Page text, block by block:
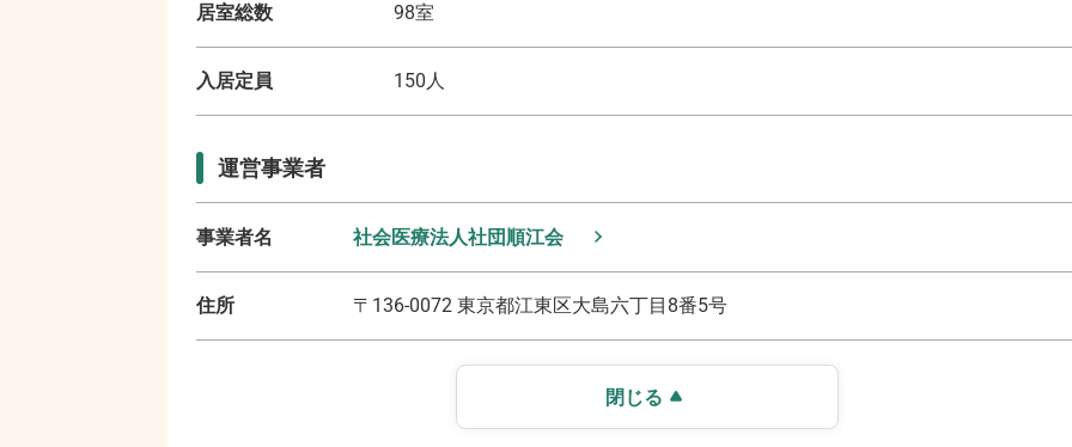
居室総数 98室
入居定員 150人
運営事業者
事業者名 社会医療法人社団順江会
住所 〒 136-0072 東京都江東区大島六丁目8番5号
閉じる